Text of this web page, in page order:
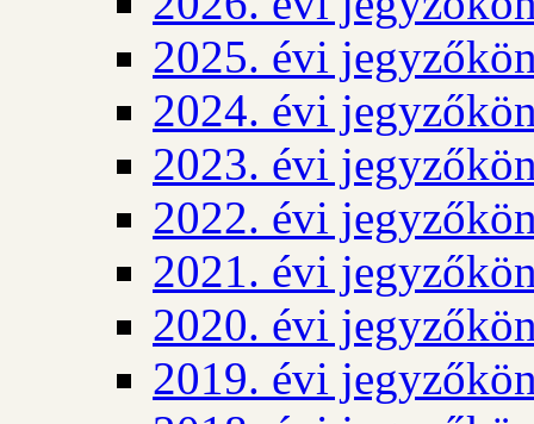
2025. évi
2024. évi
2023. évi
2022. évi
2021. évi
2020. évi
2019. évi